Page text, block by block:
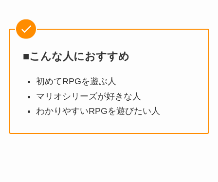
■こんな人におすすめ
初めてRPGを遊ぶ人
マリオシリーズが好きな人
わかりやすいRPGを遊びたい人